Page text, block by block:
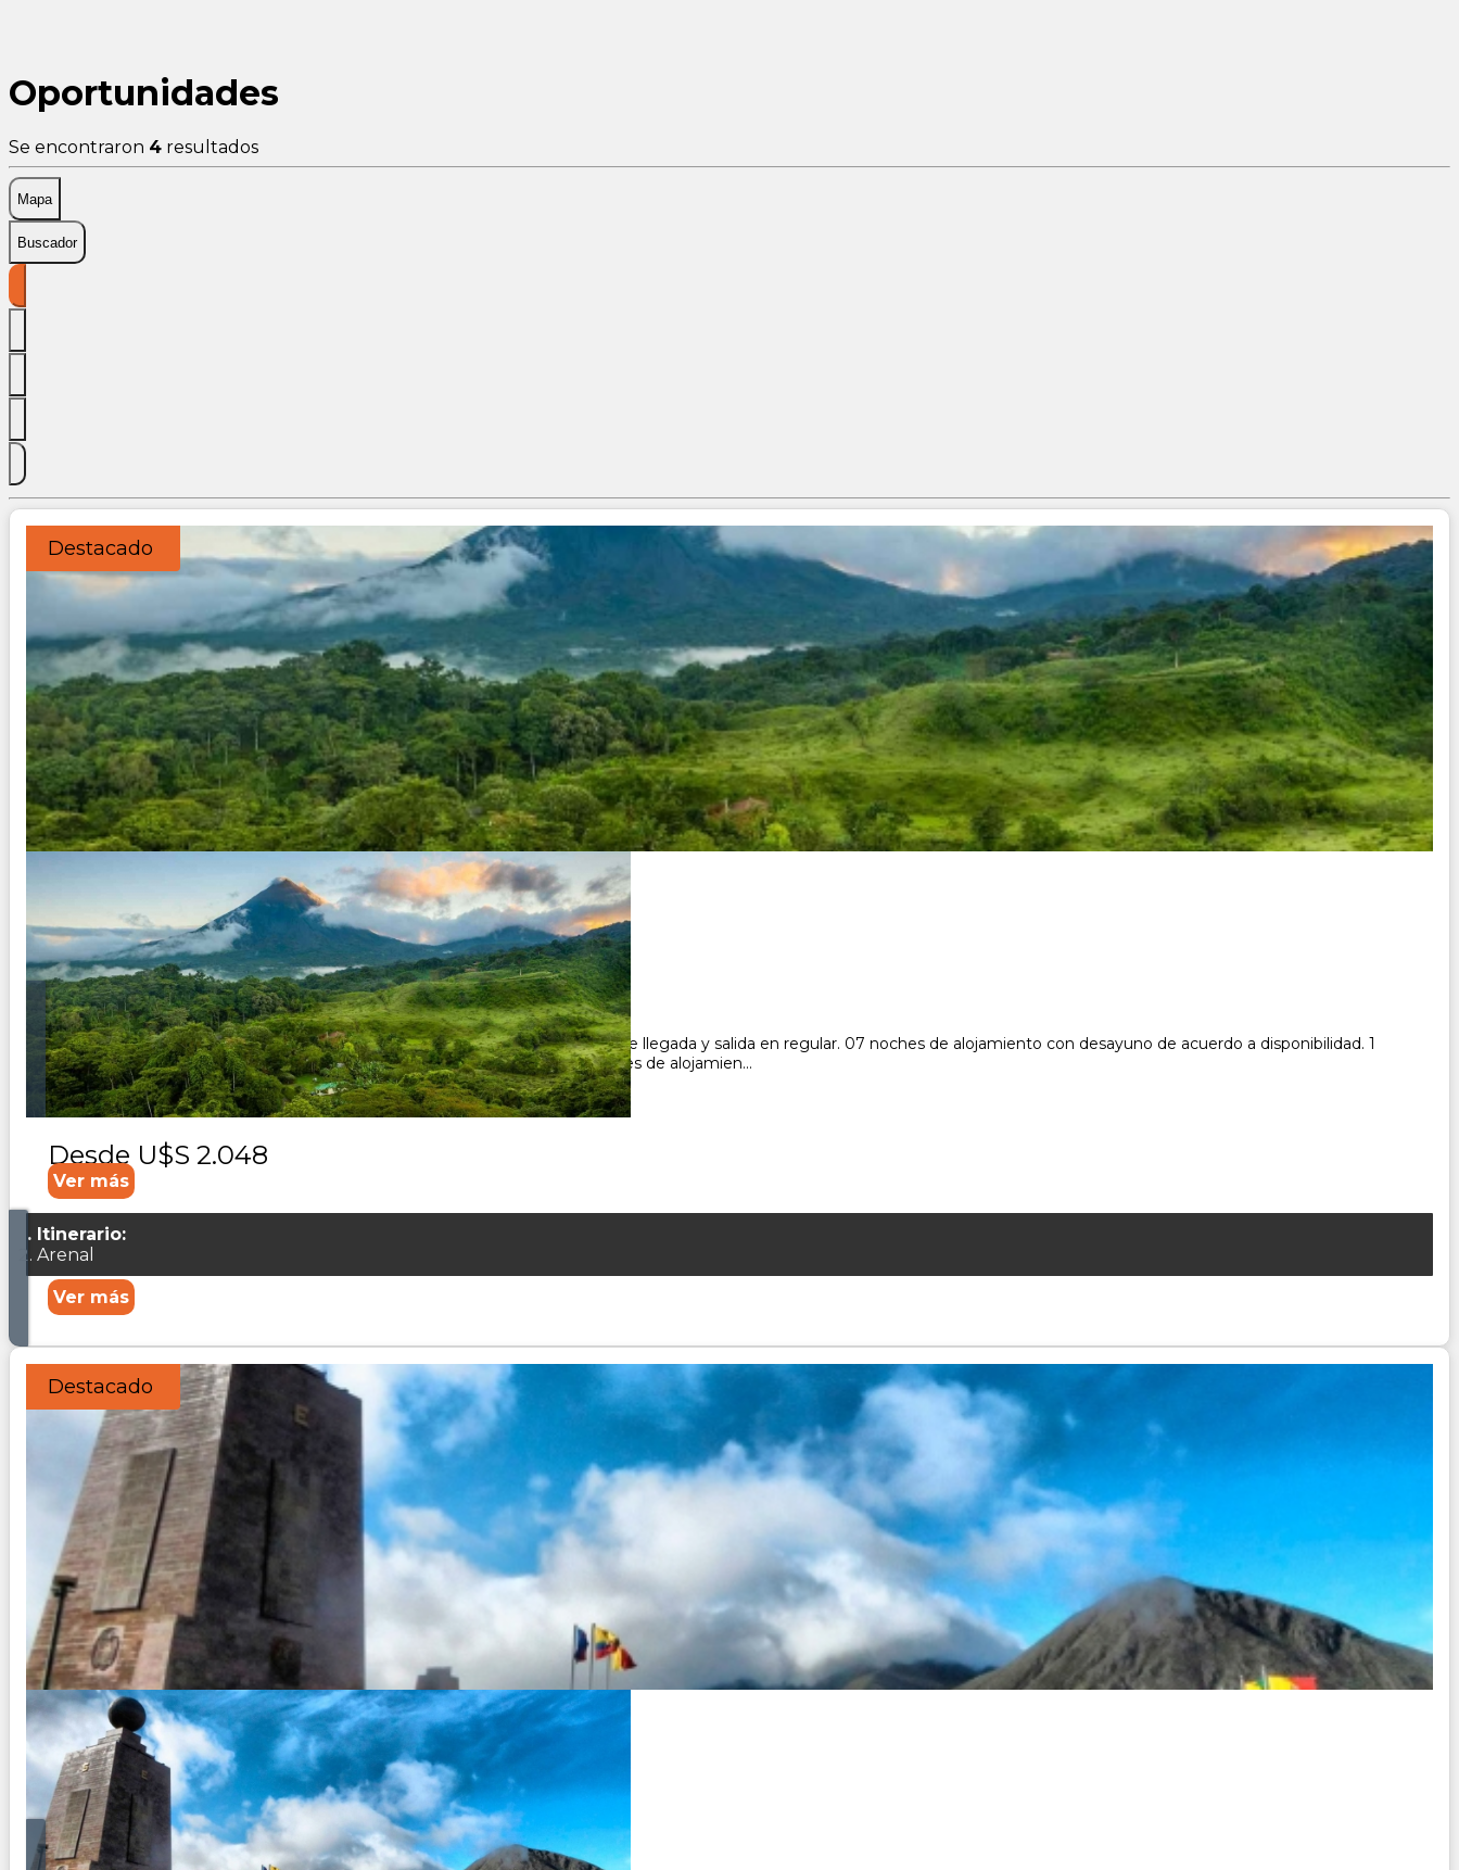
Oportunidades
Se encontraron 4 resultados
Mapa
Buscador
Destacado
Costa Rica
Duración:
8Días 7Noches
Pasaje aéreo: Buenos Aires / Costa Rica/ Costa Rica/Buenos Aires Traslados de llegada y salida en regular. 07 noches de alojamiento con desayuno de acuerdo a disponibilidad. 1
noche de alojamiento en San José 2 noches de alojamiento en Arenal 2 noches de alojamien...
Desde U$S 2.048
Ver más
Itinerario:
Arenal
Ver más
Destacado
Ecuador
Duración:
7Días 6 Noches